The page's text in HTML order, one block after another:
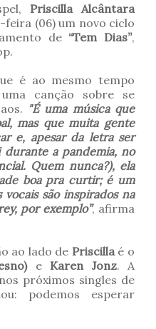
Priscilla Alcântara
(06) um novo ciclo
de “Tem Dias”,
é ao mesmo tempo
canção sobre se
"É uma música que
mas que muita gente
e, apesar da letra ser
durante a pandemia, no
Quem nunca?), ela
boa pra curtir; é um
são inspirados na
por exemplo”, afirma
ao lado de Priscilla é o
e Karen Jonz. A
próximos singles de
podemos esperar